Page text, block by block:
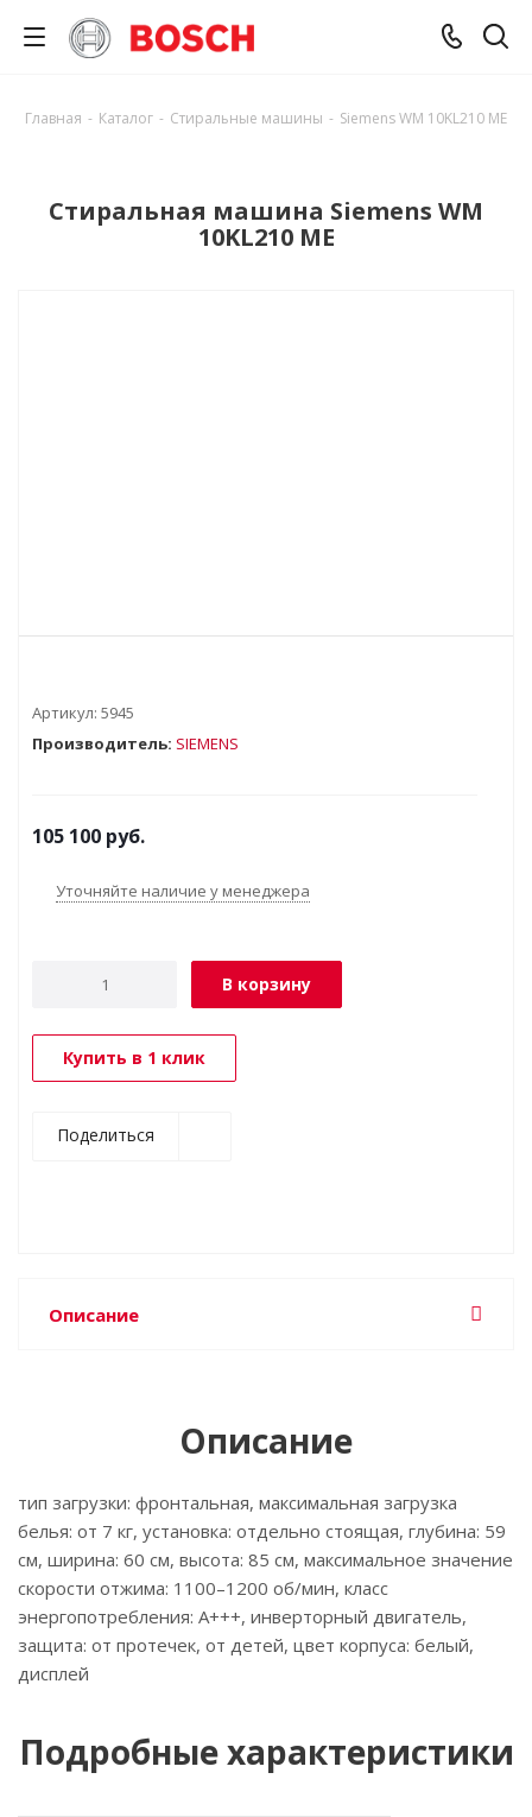
Главная - Каталог - Стиральные машины - Siemens WM 10KL210 ME
Стиральная машина Siemens WM
10KL210 ME
Артикул: 5945
Производитель: SIEMENS
105 100 руб.
Уточняйте наличие у менеджера
В корзину
Купить в 1 клик
Поделиться
Описание
Описание
тип загрузки: фронтальная, максимальная загрузка
белья: от 7 кг, установка: отдельно стоящая, глубина: 59
см, ширина: 60 см, высота: 85 см, максимальное значение
скорости отжима: 1100–1200 об/мин, класс
энергопотребления: A+++, инверторный двигатель,
защита: от протечек, от детей, цвет корпуса: белый,
дисплей
Подробные характеристики